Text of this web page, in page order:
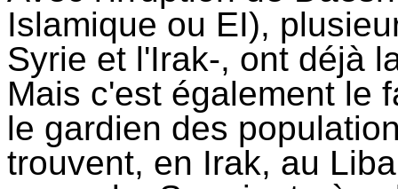
Islamique ou EI),
Syrie et l'Irak-, ont déjà
Mais c'est également le
le gardien des
trouvent, en Irak, au